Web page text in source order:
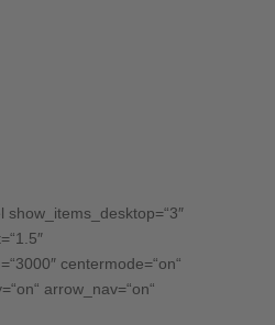
show_items_desktop=“3″
centermode=“on“
arrow_nav=“on“